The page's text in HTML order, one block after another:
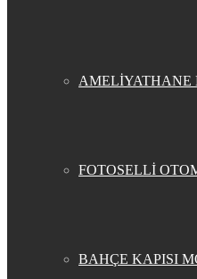
AMELİYATHANE
FOTOSELLİ
BAHÇE KAPISI